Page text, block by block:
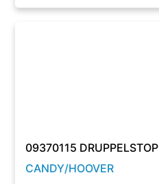
09370115 DRUPPELSTOP
CANDY/HOOVER